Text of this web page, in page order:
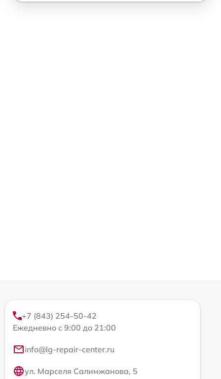
+7 (843) 254-50-42
Ежедневно с 9:00 до 21:00
info@lg-repair-center.ru
ул. Марселя Салимжанова, 5